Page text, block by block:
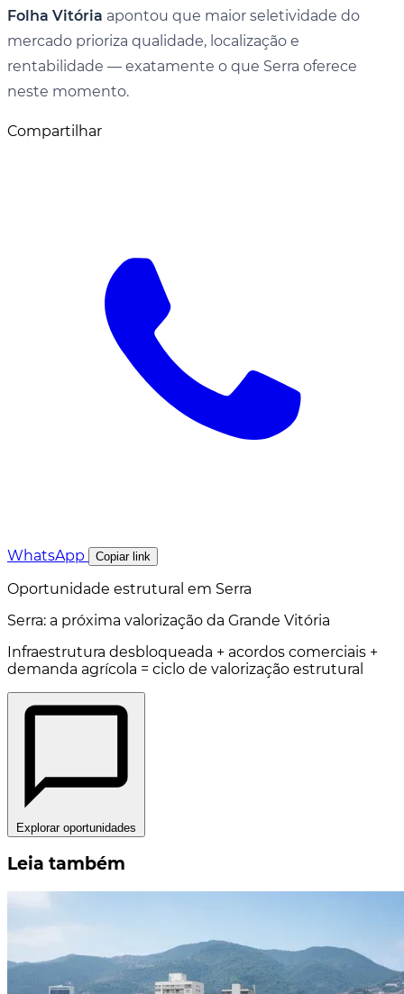
Folha Vitória apontou que maior seletividade do
mercado prioriza qualidade, localização e
rentabilidade — exatamente o que Serra oferece
neste momento.
Compartilhar
WhatsApp Copiar link
Oportunidade estrutural em Serra
Serra: a próxima valorização da Grande Vitória
Infraestrutura desbloqueada + acordos comerciais +
demanda agrícola = ciclo de valorização estrutural
Explorar oportunidades
Leia também